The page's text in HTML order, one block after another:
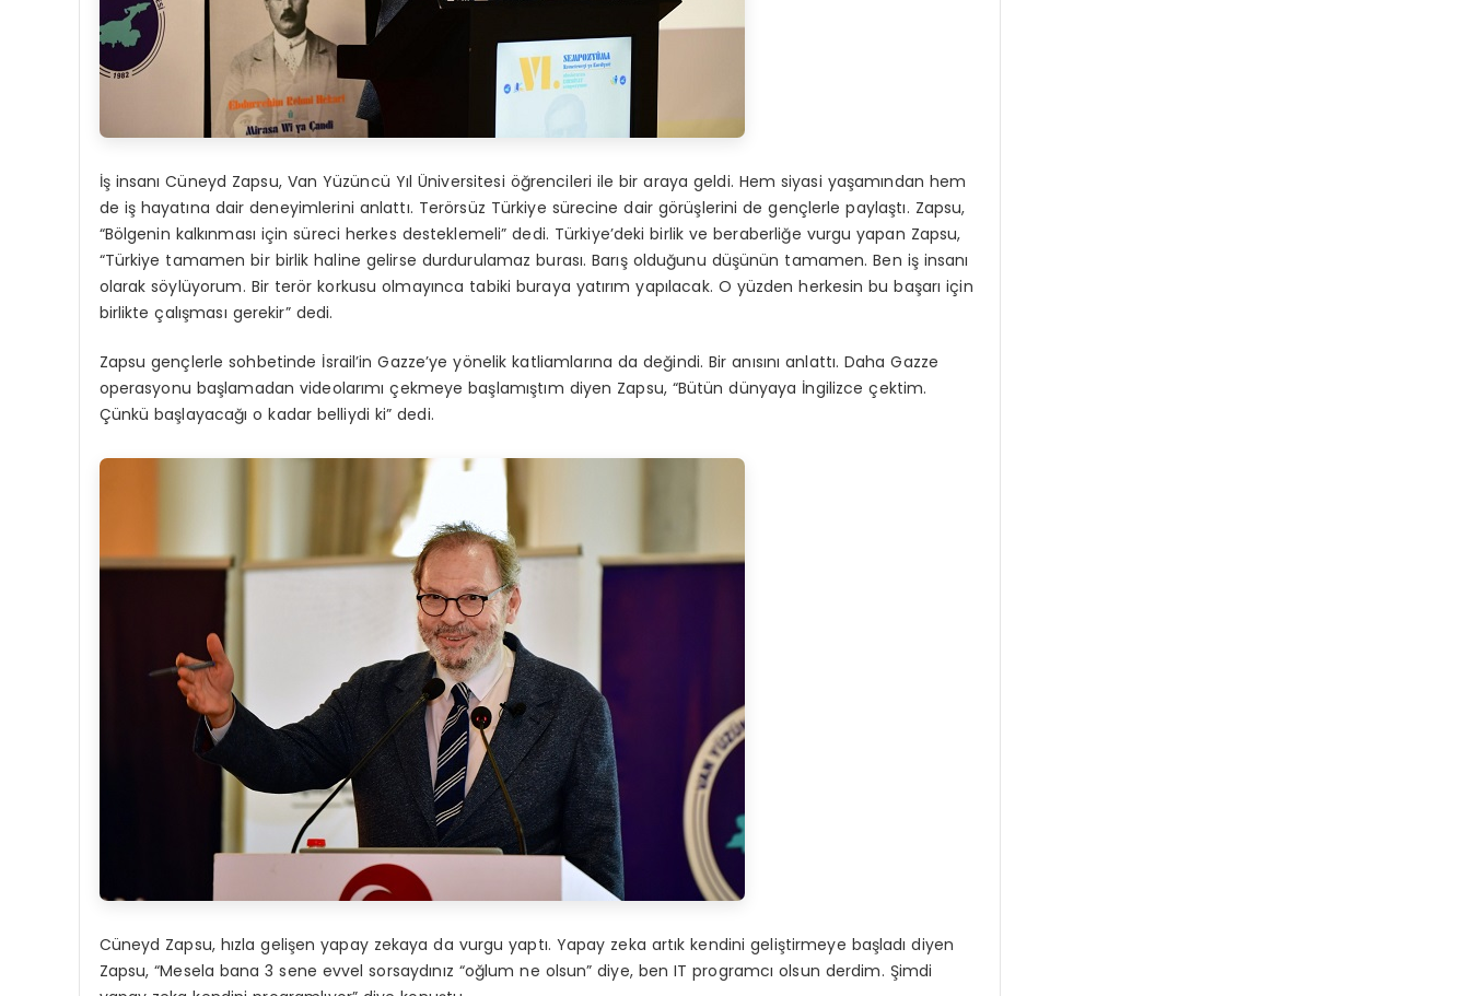
İş insanı Cüneyd Zapsu, Van Yüzüncü Yıl Üniversitesi öğrencileri ile bir araya geldi. Hem siyasi yaşamından hem
de iş hayatına dair deneyimlerini anlattı. Terörsüz Türkiye sürecine dair görüşlerini de gençlerle paylaştı. Zapsu,
“Bölgenin kalkınması için süreci herkes desteklemeli” dedi. Türkiye’deki birlik ve beraberliğe vurgu yapan Zapsu,
“Türkiye tamamen bir birlik haline gelirse durdurulamaz burası. Barış olduğunu düşünün tamamen. Ben iş insanı
olarak söylüyorum. Bir terör korkusu olmayınca tabiki buraya yatırım yapılacak. O yüzden herkesin bu başarı için
birlikte çalışması gerekir” dedi.
Zapsu gençlerle sohbetinde İsrail’in Gazze’ye yönelik katliamlarına da değindi. Bir anısını anlattı. Daha Gazze
operasyonu başlamadan videolarımı çekmeye başlamıştım diyen Zapsu, “Bütün dünyaya İngilizce çektim.
Çünkü başlayacağı o kadar belliydi ki” dedi.
Cüneyd Zapsu, hızla gelişen yapay zekaya da vurgu yaptı. Yapay zeka artık kendini geliştirmeye başladı diyen
Zapsu, “Mesela bana 3 sene evvel sorsaydınız “oğlum ne olsun” diye, ben IT programcı olsun derdim. Şimdi